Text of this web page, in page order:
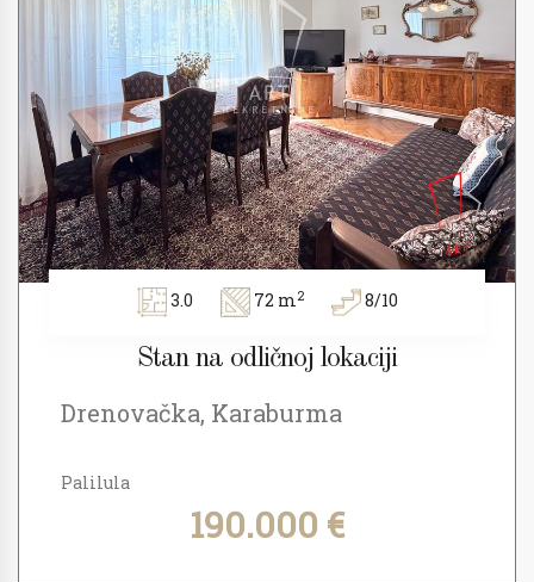
3.0 72 m2 8/10
Stan na odličnoj lokaciji
Drenovačka, Karaburma
Palilula
190.000 €